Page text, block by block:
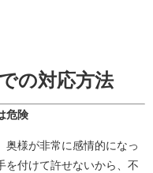
の対応方法
危険
様が非常に感情的になっ
を付けて許せないから、不